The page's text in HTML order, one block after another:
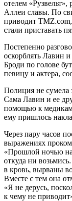
отелем
Аллеи славы. По
приводит
стали приставать
Постепенно
оскорблять Лавин
Броди по голове
певицу и актера,
Полиция не сумела
Сама Лавин и ее
помощью к
ему пришлось
Через пару часов
выражениях
«Прошлой ночью на
откуда ни
в кровь, вырваны
Вместе с тем она
«Я не дерусь,
к чему не